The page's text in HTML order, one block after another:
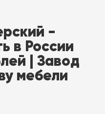
-
в России
| Завод
мебели